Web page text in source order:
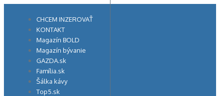
CHCEM INZEROVAŤ
KONTAKT
Magazín BOLD
Magazín bývanie
GAZDA.sk
Família.sk
Šálka kávy
Top5.sk